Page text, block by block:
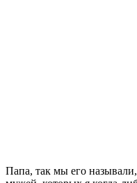
Папа, так мы его